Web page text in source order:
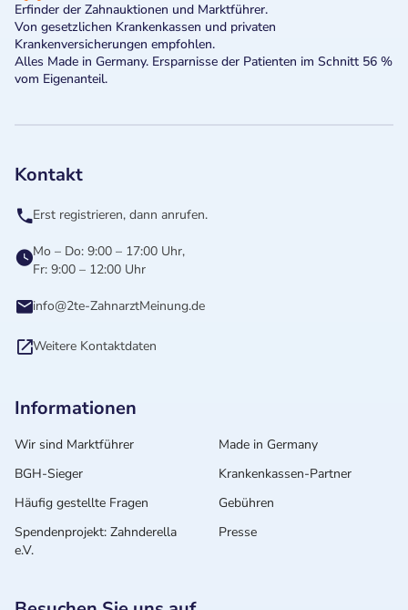
Erfinder der Zahnauktionen und Marktführer.
Von gesetzlichen Krankenkassen und privaten
Krankenversicherungen empfohlen.
Alles Made in Germany. Ersparnisse der Patienten im Schnitt 56 %
vom Eigenanteil.
Kontakt
Erst registrieren, dann anrufen.
Mo – Do: 9:00 – 17:00 Uhr,
Fr: 9:00 – 12:00 Uhr
info@2te-ZahnarztMeinung.de
Weitere Kontaktdaten
Informationen
Wir sind Marktführer
Made in Germany
BGH-Sieger
Krankenkassen-Partner
Häufig gestellte Fragen
Gebühren
Spendenprojekt: Zahnderella
e.V.
Presse